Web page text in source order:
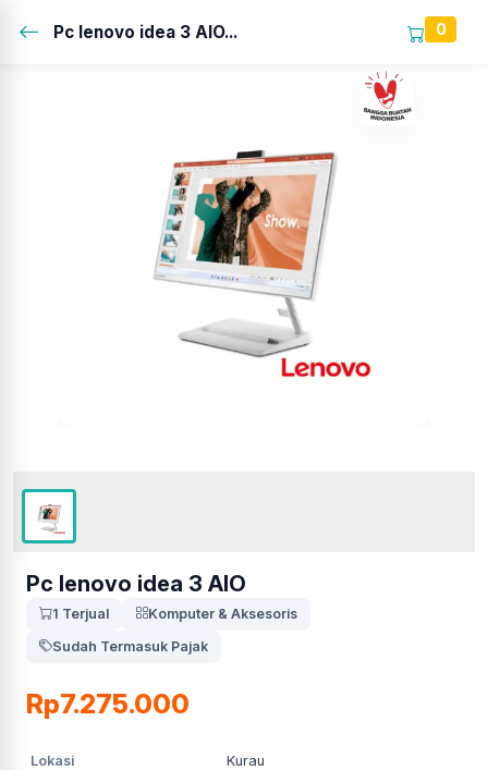
Pc lenovo idea 3 AIO... 0
Pc lenovo idea 3 AIO
1 Terjual
Komputer & Aksesoris
Sudah Termasuk Pajak
Rp7.275.000
Lokasi Kurau